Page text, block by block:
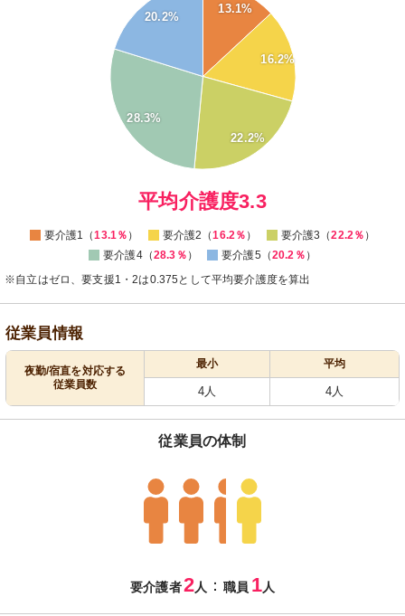
13.1%
16.2%
22.2%
28.3%
20.2%
0
平均介護度3.3
要介護1（13.1％ ） 要介護2（16.2％ ） 要介護3（22.2％ ）
要介護4（28.3％ ） 要介護5（20.2％ ）
※自立はゼロ、要支援1・2は0.375として平均要介護度を算出
従業員情報
夜勤/宿直を対応する
従業員数
最小 平均
4人 4人
従業員の体制
要介護者2人 ：職員 1人